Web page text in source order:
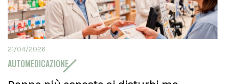
21/04/2026
AUTOMEDICAZIONE